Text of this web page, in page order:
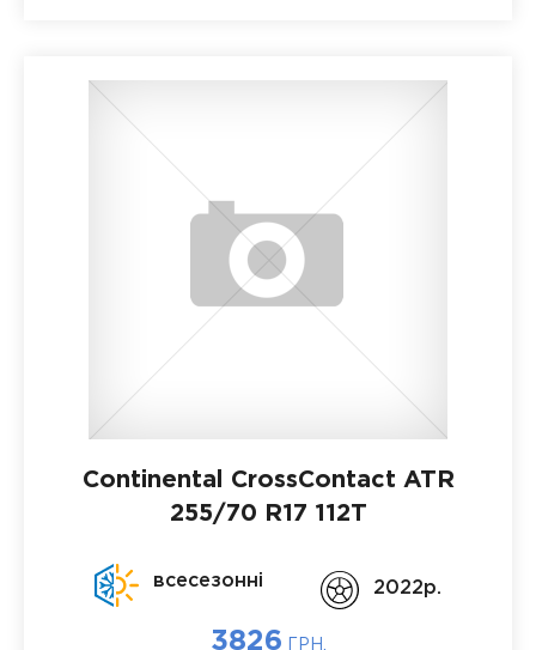
Continental CrossContact ATR
255/70 R17 112T
всесезонні 2022p.
3826 ГРН.